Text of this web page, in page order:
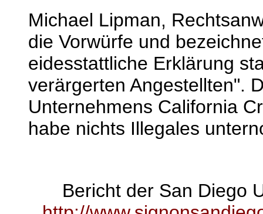
Michael Lipman,
die Vorwürfe und
eidesstattliche Erklärung
verärgerten Angestellten".
Unternehmens California
habe nichts Illegales
Bericht der San Diego